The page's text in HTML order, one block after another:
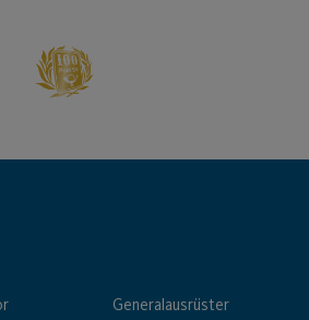
Generalausrüster